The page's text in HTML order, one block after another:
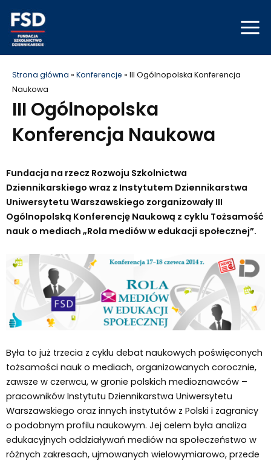
content
Strona główna » Konferencje » III Ogólnopolska Konferencja
Naukowa
III Ogólnopolska
Konferencja Naukowa
Fundacja na rzecz Rozwoju Szkolnictwa
Dziennikarskiego wraz z Instytutem Dziennikarstwa
Uniwersytetu Warszawskiego zorganizowały III
Ogólnopolską Konferencję Naukową z cyklu Tożsamość
nauk o mediach „Rola mediów w edukacji społecznej”.
Była to już trzecia z cyklu debat naukowych poświęconych
tożsamości nauk o mediach, organizowanych corocznie,
zawsze w czerwcu, w gronie polskich medioznawców –
pracowników Instytutu Dziennikarstwa Uniwersytetu
Warszawskiego oraz innych instytutów z Polski i zagranicy
o podobnym profilu naukowym. Jej celem była analiza
edukacyjnych oddziaływań mediów na społeczeństwo w
różnych zakresach, ujmowanych wielowymiarowo, przede